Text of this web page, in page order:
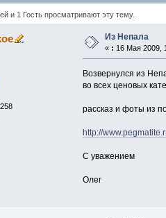
и 1 Гость просматривают эту тему.
Из Непала
« : 16 Мая 2009,
Возвернулся из
во всех ценовых
рассказ и фоты из
http://
С уважением
Олег